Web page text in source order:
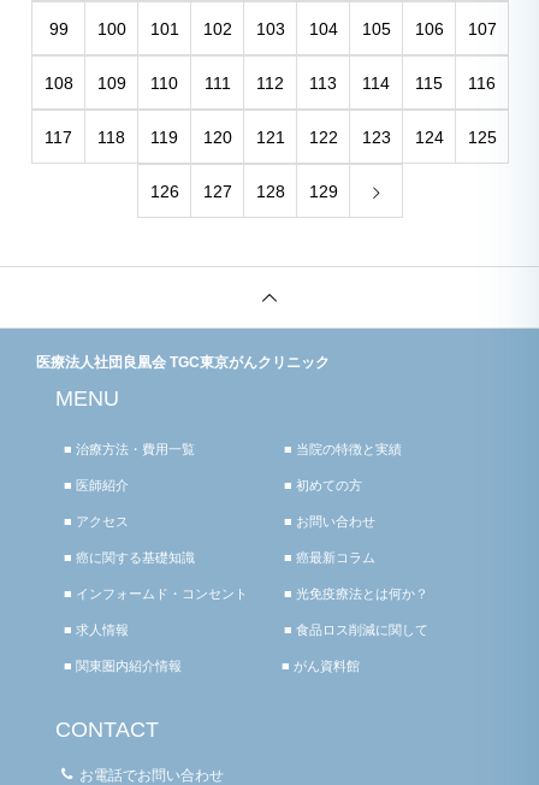
99 100 101 102 103 104 105 106 107
108 109 110 111 112 113 114 115 116
117 118 119 120 121 122 123 124 125
126 127 128 129
医療法人社団良凰会 TGC東京がんクリニック
MENU
■ 治療方法・費用一覧 ■ 当院の特徴と実績
■ 医師紹介 ■ 初めての方
■ アクセス ■ お問い合わせ
■ 癌に関する基礎知識 ■ 癌最新コラム
■ インフォームド・コンセント ■ 光免疫療法とは何か？
■ 求人情報 ■ 食品ロス削減に関して
■ 関東圏内紹介情報 ■ がん資料館
CONTACT
お電話でお問い合わせ